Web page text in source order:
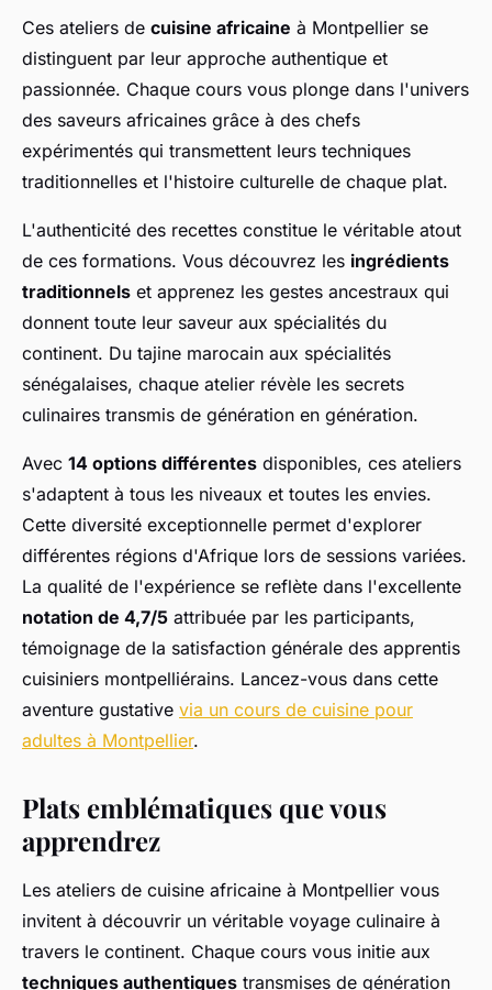
Ces ateliers de cuisine africaine à Montpellier se
distinguent par leur approche authentique et
passionnée. Chaque cours vous plonge dans l'univers
des saveurs africaines grâce à des chefs
expérimentés qui transmettent leurs techniques
traditionnelles et l'histoire culturelle de chaque plat.
L'authenticité des recettes constitue le véritable atout
de ces formations. Vous découvrez les ingrédients
traditionnels et apprenez les gestes ancestraux qui
donnent toute leur saveur aux spécialités du
continent. Du tajine marocain aux spécialités
sénégalaises, chaque atelier révèle les secrets
culinaires transmis de génération en génération.
Avec 14 options différentes disponibles, ces ateliers
s'adaptent à tous les niveaux et toutes les envies.
Cette diversité exceptionnelle permet d'explorer
différentes régions d'Afrique lors de sessions variées.
La qualité de l'expérience se reflète dans l'excellente
notation de 4,7/5 attribuée par les participants,
témoignage de la satisfaction générale des apprentis
cuisiniers montpelliérains. Lancez-vous dans cette
aventure gustative via un cours de cuisine pour
adultes à Montpellier.
Plats emblématiques que vous
apprendrez
Les ateliers de cuisine africaine à Montpellier vous
invitent à découvrir un véritable voyage culinaire à
travers le continent. Chaque cours vous initie aux
techniques authentiques transmises de génération